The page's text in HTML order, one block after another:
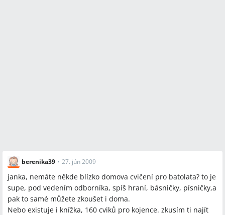
berenika39 • 27. jún 2009
janka, nemáte někde blízko domova cvičení pro batolata? to je
supe, pod vedením odborníka, spíš hraní, básničky, písničky,a
pak to samé můžete zkoušet i doma.
Nebo existuje i knížka, 160 cviků pro kojence. zkusím ti najít